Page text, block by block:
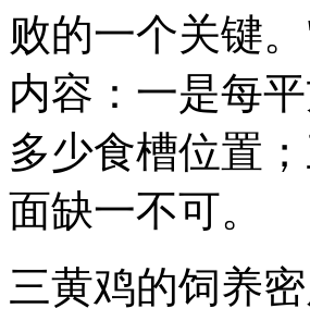
败的一个关键
内容：一是每
多少食槽位置
面缺一不可。
三黄鸡的饲养